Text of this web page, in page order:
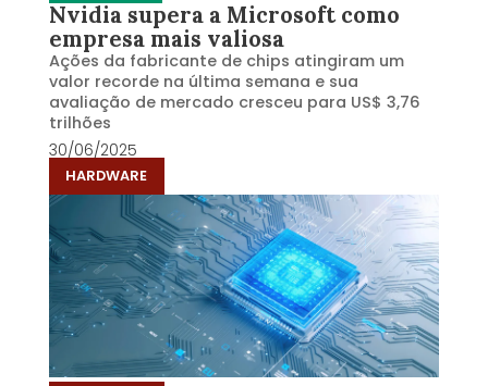
Nvidia supera a Microsoft como
empresa mais valiosa
Ações da fabricante de chips atingiram um
valor recorde na última semana e sua
avaliação de mercado cresceu para US$ 3,76
trilhões
30/06/2025
HARDWARE